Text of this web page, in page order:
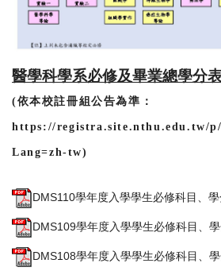
醫學科學系必修及畢業總學分
(依本校註冊組公告為準：
https://registra.site.nthu.edu.tw/p/
Lang=zh-tw)
DMS110學年度入學學生必修科目、
DMS109學年度入學學生必修科目、
DMS108學年度入學學生必修科目、